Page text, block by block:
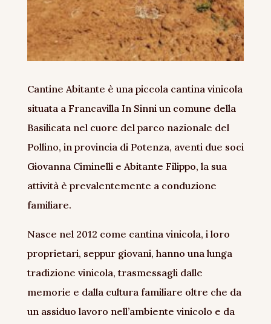
Cantine Abitante è una piccola cantina vinicola
situata a Francavilla In Sinni un comune della
Basilicata nel cuore del parco nazionale del
Pollino, in provincia di Potenza, aventi due soci
Giovanna Ciminelli e Abitante Filippo, la sua
attività è prevalentemente a conduzione
familiare.
Nasce nel 2012 come cantina vinicola, i loro
proprietari, seppur giovani, hanno una lunga
tradizione vinicola, trasmessagli dalle
memorie e dalla cultura familiare oltre che da
un assiduo lavoro nell’ambiente vinicolo e da